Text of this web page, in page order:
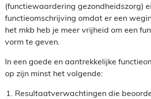
(functiewaardering gezondheidszorg)
functieomschrijving omdat er een
het mkb heb je meer vrijheid om een
vorm te geven.
In een goede en aantrekkelijke
op zijn minst het volgende:
Resultaatverwachtingen die